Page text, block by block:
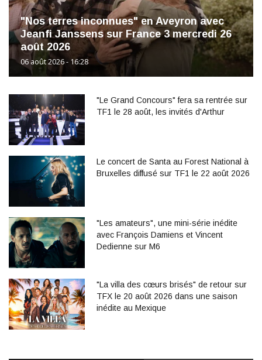
"Nos terres inconnues" en Aveyron avec
Jeanfi Janssens sur France 3 mercredi 26
août 2026
06 août 2026 - 16:28
"Le Grand Concours" fera sa rentrée sur
TF1 le 28 août, les invités d'Arthur
Le concert de Santa au Forest National à
Bruxelles diffusé sur TF1 le 22 août 2026
"Les amateurs", une mini-série inédite
avec François Damiens et Vincent
Dedienne sur M6
"La villa des cœurs brisés" de retour sur
TFX le 20 août 2026 dans une saison
inédite au Mexique